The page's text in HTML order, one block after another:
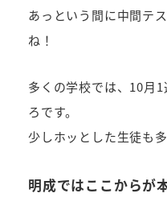
あっという間に中間テ
ね！
多くの学校では、10月
ろです。
少しホッとした生徒も
明成ではここからが